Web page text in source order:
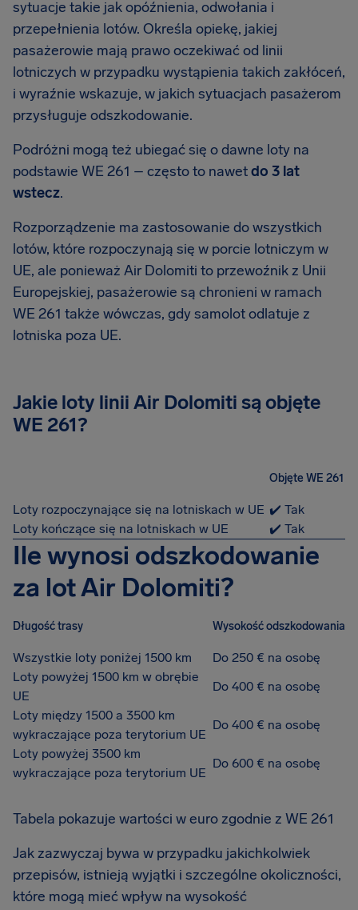
sytuacje takie jak opóźnienia, odwołania i
przepełnienia lotów. Określa opiekę, jakiej
pasażerowie mają prawo oczekiwać od linii
lotniczych w przypadku wystąpienia takich zakłóceń,
i wyraźnie wskazuje, w jakich sytuacjach pasażerom
przysługuje odszkodowanie.
Podróżni mogą też ubiegać się o dawne loty na
podstawie WE 261 – często to nawetdo 3 lat
wstecz.
Rozporządzenie ma zastosowanie do wszystkich
lotów, które rozpoczynają się w porcie lotniczym w
UE, ale ponieważ Air Dolomiti to przewoźnik z Unii
Europejskiej, pasażerowie są chronieni w ramach
WE 261 także wówczas, gdy samolot odlatuje z
lotniska poza UE.
Jakie loty linii Air Dolomiti są objęte
WE 261?
Objęte WE 261
Loty rozpoczynające się na lotniskach w UE ✔️ Tak
Loty kończące się na lotniskach w UE
✔️ Tak
Ile wynosi odszkodowanie
za lot Air Dolomiti?
Długość trasy Wysokość odszkodowania
Wszystkie loty poniżej 1500 km
Do 250 € na osobę
Loty powyżej 1500 km w obrębie
UE
Do 400 € na osobę
Loty między 1500 a 3500 km
wykraczające poza terytorium UE
Do 400 € na osobę
Loty powyżej 3500 km
wykraczające poza terytorium UE
Do 600 € na osobę
Tabela pokazuje wartości w euro zgodnie z WE 261
Jak zazwyczaj bywa w przypadku jakichkolwiek
przepisów, istnieją wyjątki i szczególne okoliczności,
które mogą mieć wpływ na wysokość